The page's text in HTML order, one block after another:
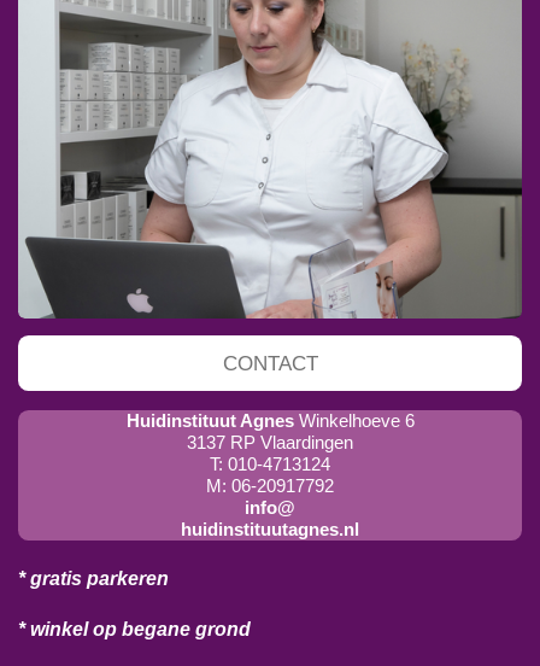
CONTACT
Huidinstituut Agnes Winkelhoeve 6
3137 RP Vlaardingen
T: 010-4713124
M: 06-20917792
info@
huidinstituutagnes.nl
* gratis parkeren
* winkel op begane grond